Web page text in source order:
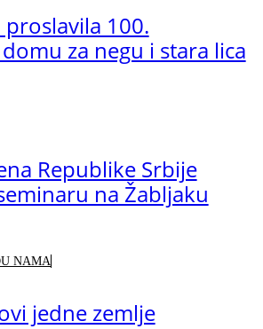
proslavila 100.
za negu i stara lica
Republike Srbije
na Žabljaku
NAMA
jedne zemlje